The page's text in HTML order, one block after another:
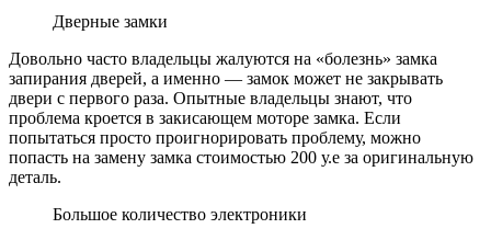
Дверные замки
Довольно часто владельцы жалуются на «болезнь» замка
запирания дверей, а именно — замок может не закрывать
двери с первого раза. Опытные владельцы знают, что
проблема кроется в закисающем моторе замка. Если
попытаться просто проигнорировать проблему, можно
попасть на замену замка стоимостью 200 у.е за оригинальную
деталь.
Большое количество электроники